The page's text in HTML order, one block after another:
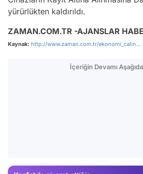
yürürlükten kaldırıldı.
ZAMAN.COM.TR -AJANSLAR
Kaynak: http://www.zaman.com.tr/ekonomi_calin...
İçeriğin Devamı Aşağıda